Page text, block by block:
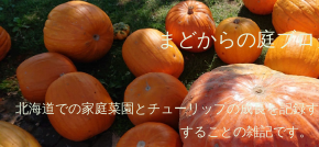
まどからの庭ブ
北海道での家庭菜園とチューリップの成長を記録
することの雑記です。